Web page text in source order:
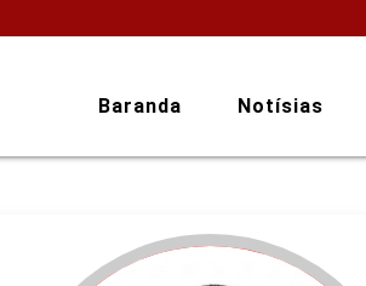
Baranda Notísias